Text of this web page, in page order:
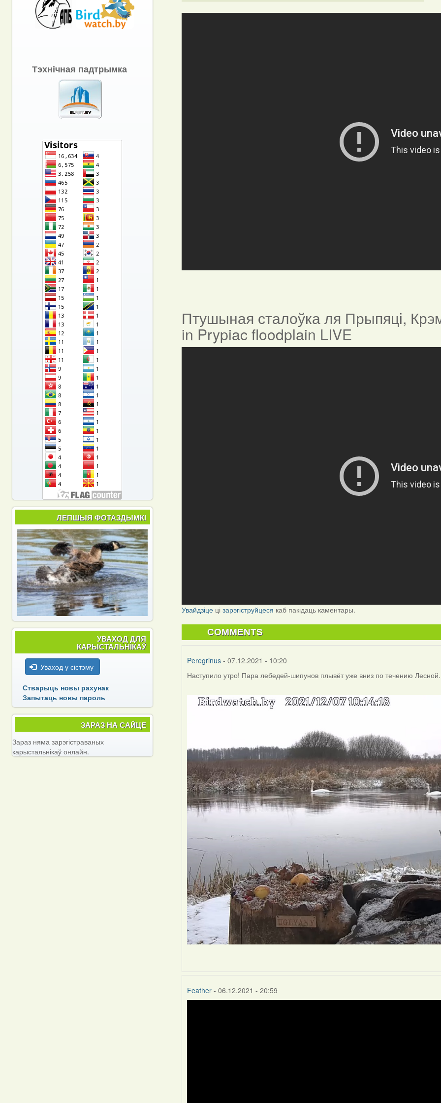
Птушыная сталоўка ля Прыпяці,
in Prypiac floodplain LIVE
Увайдзіце цізарэгіструйцеся каб пакідаць каментары.
COMMENTS
Peregrinus - 07.12.2021 - 10:20
Наступило утро! Пара лебедей-шипунов плывёт уже вниз по течению
Feather - 06.12.2021 - 20:59
Тэхнічная падтрымка
ЛЕПШЫЯ ФОТАЗДЫМКІ
УВАХОД ДЛЯ
КАРЫСТАЛЬНІКАЎ
Уваход у сістэму
Стварыць новы рахунак
Запытаць новы пароль
ЗАРАЗ НА САЙЦЕ
Зараз няма зарэгістраваных
карыстальнікаў онлайн.